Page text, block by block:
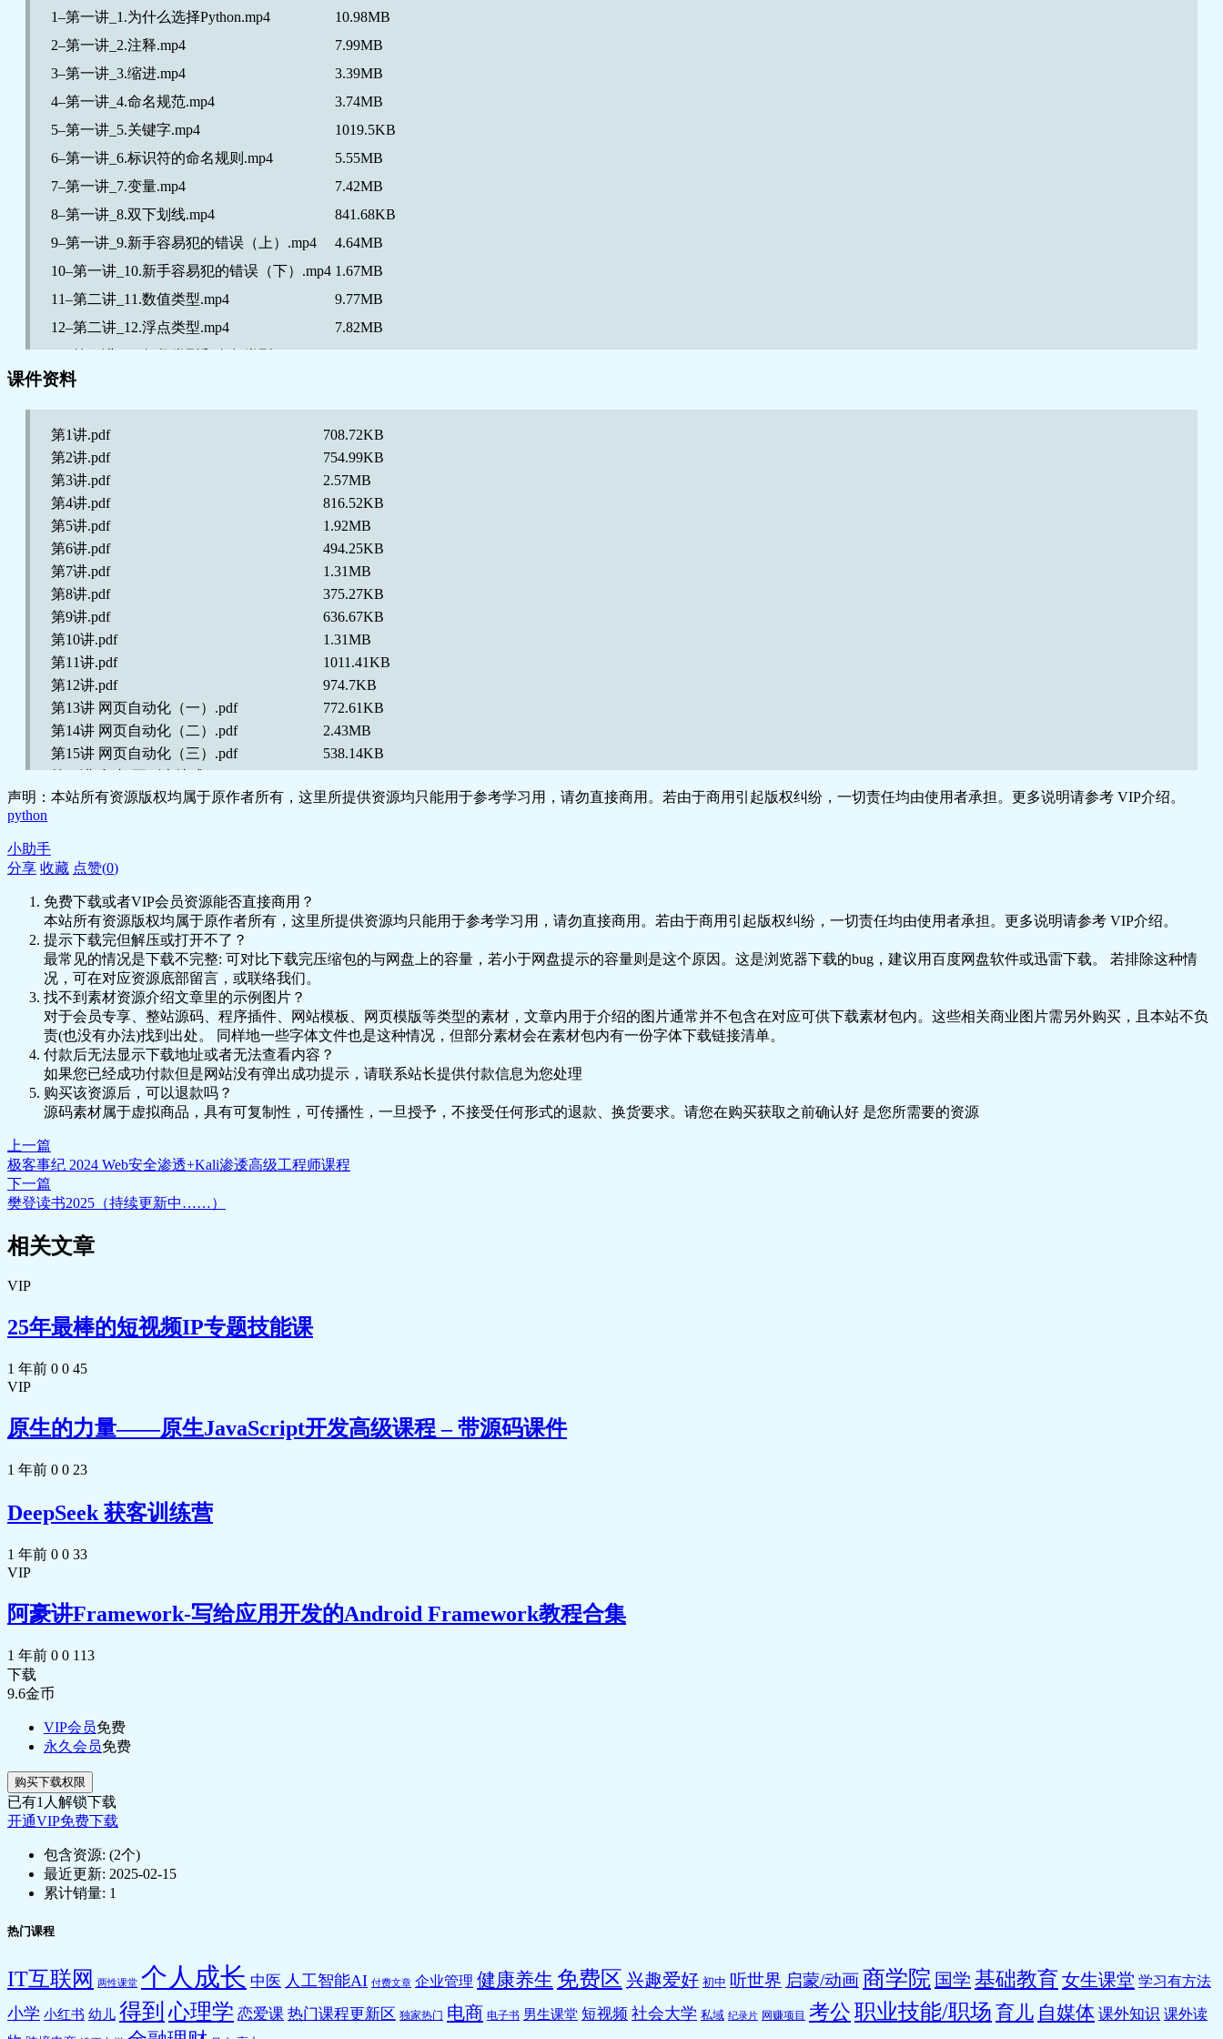
1–第一讲_1.为什么选择Python.mp4
10.98MB
2–第一讲_2.注释.mp4
7.99MB
3–第一讲_3.缩进.mp4
3.39MB
4–第一讲_4.命名规范.mp4
3.74MB
5–第一讲_5.关键字.mp4
1019.5KB
6–第一讲_6.标识符的命名规则.mp4
5.55MB
7–第一讲_7.变量.mp4
7.42MB
8–第一讲_8.双下划线.mp4
841.68KB
9–第一讲_9.新手容易犯的错误（上）.mp4
4.64MB
10–第一讲_10.新手容易犯的错误（下）.mp4 1.67MB
11–第二讲_11.数值类型.mp4
9.77MB
12–第二讲_12.浮点类型.mp4
7.82MB
14–第二讲_14.运算符.mp4
16–第二讲_16.比较运算符.mp4
2.25MB
17–第二讲_17.逻辑运算符.mp4
18–第二讲_18.分支语句（上）.mp4
8.9MB
19–第二讲_19.分支语句（下）.mp4
16.21MB
20–第三讲_20.for循环(上).mp4
7.07MB
21–第三讲_21.for循环(下).mp4
14.42MB
22–第三讲_22.列表（上）.mp4
7.52MB
23–第三讲_23.列表（中）.mp4
11.3MB
24–第三讲_24.列表（下）.mp4
14.21MB
25–第三讲_25.字符串.mp4
4.43MB
26–第三讲_26.字符串格式化.mp4
14.1MB
27–第四讲_27.while循环.mp4
10.62MB
29–第四讲_29.优化猜数字游戏.mp4
13.13MB
31–第四讲_31.循环嵌套.mp4
32–第五讲_32.break.mp4
33–第五讲_33.continue.mp4
11.32MB
34–第五讲_34.函数的优点和作用.mp4
7.92MB
35–第五讲_35.函数定义小实战.mp4
36–第五讲_36.参数和返回值.mp4
8.91MB
37–第五讲_37.形参和实参.mp4
12.71MB
38–第五讲_38.优化猜数字游戏.mp4
4.5MB
39–第五讲_39.元组.mp4
41–第六讲_41.字典（中）.mp4
7.65MB
43–第六讲_43.集合（上）.mp4
44–第六讲_44.集合（下）.mp4
47–第六讲_47.类与对象（下）.mp4
48–第七讲_48.模块和包.mp4
课件资料
第1讲.pdf
708.72KB
第2讲.pdf
754.99KB
第3讲.pdf
2.57MB
第4讲.pdf
816.52KB
第5讲.pdf
1.92MB
第6讲.pdf
494.25KB
第7讲.pdf
1.31MB
第8讲.pdf
375.27KB
第9讲.pdf
636.67KB
第10讲.pdf
1.31MB
第11讲.pdf
1011.41KB
第12讲.pdf
974.7KB
第13讲 网页自动化（一）.pdf
772.61KB
第14讲 网页自动化（二）.pdf
2.43MB
第15讲 网页自动化（三）.pdf
538.14KB
第17讲 爬虫（一）.pdf
806.4KB
第20讲 游戏自动化（一）.pdf
第22讲 游戏自动化（三）.pdf
438.37KB
第23讲 桌面软件自动化（一）.pdf
第24讲 桌面软件自动化（二）.pdf
1.64MB
第二十五讲 窗口-点击-OpenCV.pdf
第二十六讲 OpenCV.pdf
第二十七讲 OpenCV_消除算法.pdf
3.89MB
第二十八讲 消除方案.pdf
6.36MB
第二十九讲 图形界面-多线程-状态区分.pdf 2.06MB
声明：本站所有资源版权均属于原作者所有，这里所提供资源均只能用于参考学习用，请勿直接商用。若由于商用引起版权纠纷，一切责任均由使用者承担。更多说明请参考 VIP介绍。
python
小助手
分享 收藏 点赞(0)
免费下载或者VIP会员资源能否直接商用？
本站所有资源版权均属于原作者所有，这里所提供资源均只能用于参考学习用，请勿直接商用。若由于商用引起版权纠纷，一切责任均由使用者承担。更多说明请参考 VIP介绍。
提示下载完但解压或打开不了？
最常见的情况是下载不完整: 可对比下载完压缩包的与网盘上的容量，若小于网盘提示的容量则是这个原因。这是浏览器下载的bug，建议用百度网盘软件或迅雷下载。 若排除这种情
况，可在对应资源底部留言，或联络我们。
找不到素材资源介绍文章里的示例图片？
对于会员专享、整站源码、程序插件、网站模板、网页模版等类型的素材，文章内用于介绍的图片通常并不包含在对应可供下载素材包内。这些相关商业图片需另外购买，且本站不负
责(也没有办法)找到出处。 同样地一些字体文件也是这种情况，但部分素材会在素材包内有一份字体下载链接清单。
付款后无法显示下载地址或者无法查看内容？
如果您已经成功付款但是网站没有弹出成功提示，请联系站长提供付款信息为您处理
购买该资源后，可以退款吗？
源码素材属于虚拟商品，具有可复制性，可传播性，一旦授予，不接受任何形式的退款、换货要求。请您在购买获取之前确认好 是您所需要的资源
上一篇
极客事纪 2024 Web安全渗透+Kali渗逶高级工程师课程
下一篇
樊登读书2025（持续更新中……）
相关文章
VIP
25年最棒的短视频IP专题技能课
1 年前 0 0 45
VIP
原生的力量——原生JavaScript开发高级课程 – 带源码课件
1 年前 0 0 23
DeepSeek 获客训练营
1 年前 0 0 33
VIP
阿豪讲Framework-写给应用开发的Android Framework教程合集
1 年前 0 0 113
下载
9.6金币
VIP会员免费
永久会员免费
购买下载权限
已有1 人解锁下载
开通VIP免费下载
包含资源: (2个)
最近更新: 2025-02-15
累计销量: 1
热门课程
IT互联网 两性课堂 个人成长 中医 人工智能AI 付费文章 企业管理 健康养生 免费区 兴趣爱好 初中 听世界 启蒙/动画商学院 国学 基础教育 女生课堂 学习有方法
小学 小红书 幼儿 得到 心理学 恋爱课 热门课程更新区 独家热门 电商 电子书 男生课堂 短视频 社会大学 私域 纪录片 网赚项目 考公 职业技能/职场 育儿 自媒体 课外知识 课外读